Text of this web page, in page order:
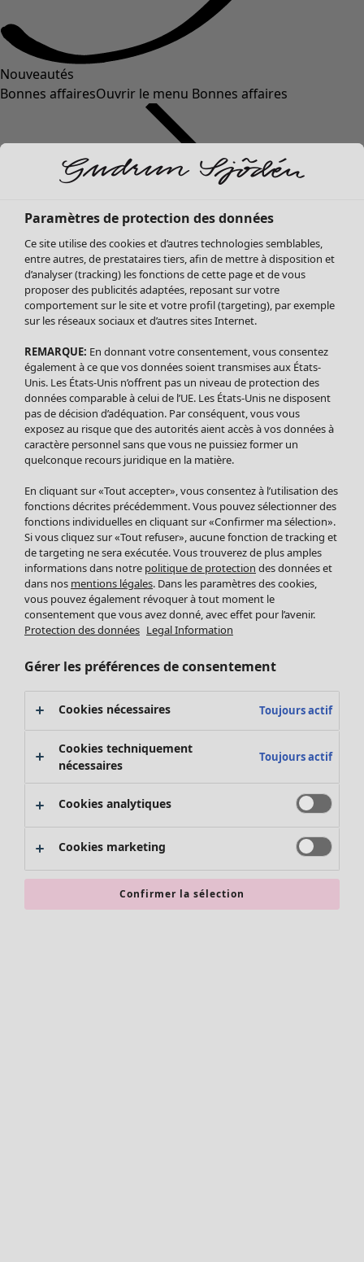
Nouveautés
Bonnes affairesOuvrir le menu Bonnes affaires
Soldes Vêtements
Tous les vêtements
Robes
Tuniques
Blouses
Tops
Gilets
Pantalon
Jupes
Leggings et collants
Accessoires
Chaussures
Vêtements de bain
Basics
Soldes Mobilier
Bonnes affaires déco
Décoration
Textiles
Tapis
Éponge
Promos SOLDES
Les promos de Gudrun Sjödén
Nouvel arrivage
Bonnes affaires en soldes - jusqu'à -70
Paramètres de protection des données
Ce site utilise des cookies et d’autres technologies semblables,
entre autres, de prestataires tiers, afin de mettre à disposition et
d’analyser (tracking) les fonctions de cette page et de vous
proposer des publicités adaptées, reposant sur votre
comportement sur le site et votre profil (targeting), par exemple
sur les réseaux sociaux et d’autres sites Internet.
REMARQUE: En donnant votre consentement, vous consentez
également à ce que vos données soient transmises aux États-
Unis. Les États-Unis n’offrent pas un niveau de protection des
données comparable à celui de l’UE. Les États-Unis ne disposent
pas de décision d’adéquation. Par conséquent, vous vous
exposez au risque que des autorités aient accès à vos données à
caractère personnel sans que vous ne puissiez former un
quelconque recours juridique en la matière.
En cliquant sur «Tout accepter», vous consentez à l’utilisation des
fonctions décrites précédemment. Vous pouvez sélectionner des
fonctions individuelles en cliquant sur «Confirmer ma sélection».
Si vous cliquez sur «Tout refuser», aucune fonction de tracking et
de targeting ne sera exécutée. Vous trouverez de plus amples
informations dans notre politique de protection des données et
dans nos mentions légales. Dans les paramètres des cookies,
vous pouvez également révoquer à tout moment le
consentement que vous avez donné, avec effet pour l’avenir.
Protection des données Legal Information
Gérer les préférences de consentement
Cookies nécessaires Toujours actif
Cookies techniquement
nécessaires
Toujours actif
Cookies analytiques
Cookies marketing
Confirmer la sélection